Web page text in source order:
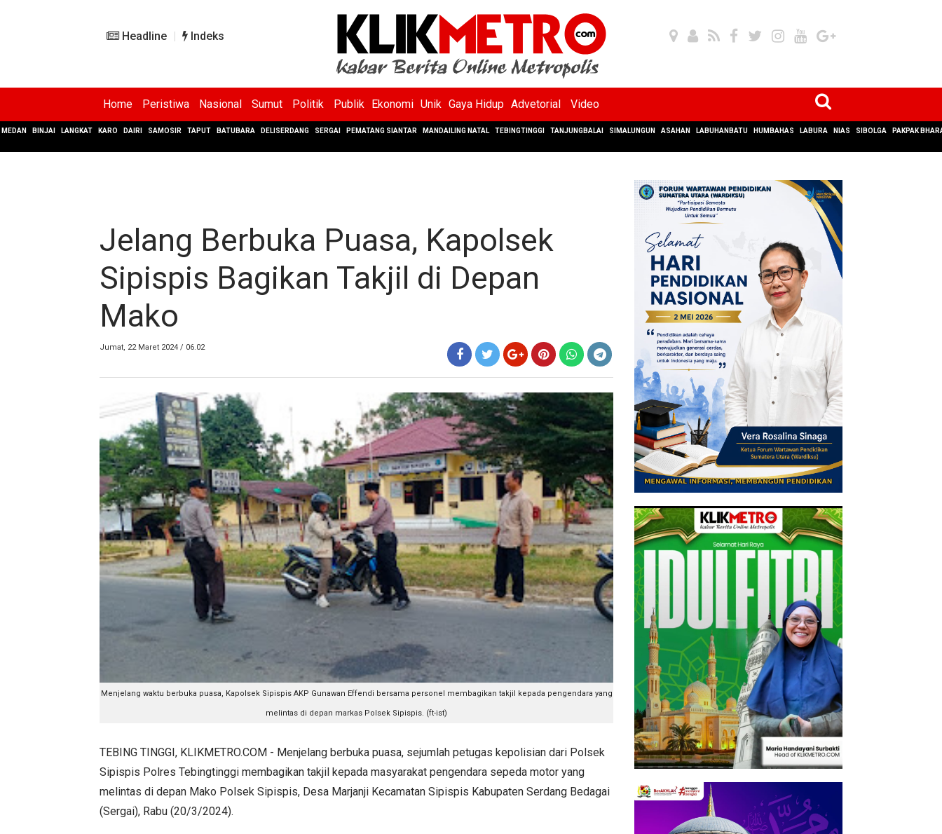
Headline Indeks
Home Peristiwa Nasional Sumut Politik Publik Ekonomi Unik Gaya Hidup Advetorial Video
MEDAN BINJAI LANGKAT KARO DAIRI SAMOSIR TAPUT BATUBARA DELISERDANG SERGAI PEMATANG SIANTAR MANDAILING NATAL TEBINGTINGGI TANJUNGBALAI SIMALUNGUN ASAHAN LABUHANBATU HUMBAHAS LABURA NIAS SIBOLGA PAKPAK
Jelang Berbuka Puasa, Kapolsek
Sipispis Bagikan Takjil di Depan
Mako
Jumat, 22 Maret 2024 / 06.02
Menjelang waktu berbuka puasa, Kapolsek Sipispis AKP Gunawan Effendi bersama personel membagikan takjil kepada pengendara yang
melintas di depan markas Polsek Sipispis. (ft-ist)
TEBING TINGGI, KLIKMETRO.COM - Menjelang berbuka puasa, sejumlah petugas kepolisian dari Polsek
Sipispis Polres Tebingtinggi membagikan takjil kepada masyarakat pengendara sepeda motor yang
melintas di depan Mako Polsek Sipispis, Desa Marjanji Kecamatan Sipispis Kabupaten Serdang Bedagai
(Sergai), Rabu (20/3/2024).